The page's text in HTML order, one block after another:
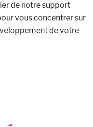
de notre support
vous concentrer sur
de votre